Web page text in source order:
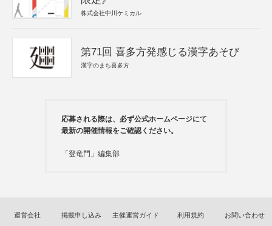
株式会社中川ケミカル
第71回 喜多方発感じる漢字あそび
漢字のまち喜多方
応募される際は、必ず公式ホームページにて
最新の開催情報をご確認ください。
「登竜門」編集部
運営会社 掲載申し込み 主催運営ガイド 利用規約 お問い合わせ